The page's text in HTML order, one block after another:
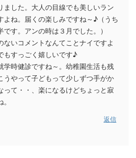
ました。大人の目線でも美しいラン
よね。届くの楽しみですね～♪（うち
です。アンの時は３月でした。）
ないコメントなんてことナイですよ
もすっごく嬉しいです♪
学時健診ですね～。幼稚園生活も残
うやって子どもって少しずつ手がか
って・・、楽になるけどちょっと寂
返信